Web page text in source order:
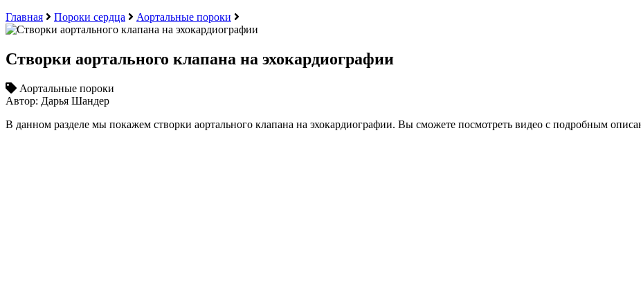
Главная
Пороки сердца Аортальные пороки
Створки аортального клапана на эхокардиографии
Аортальные пороки
Автор: Дарья Шандер
В данном разделе мы покажем створки аортального клапана на эхокардиографии. Вы сможете посмотреть видео с подробным